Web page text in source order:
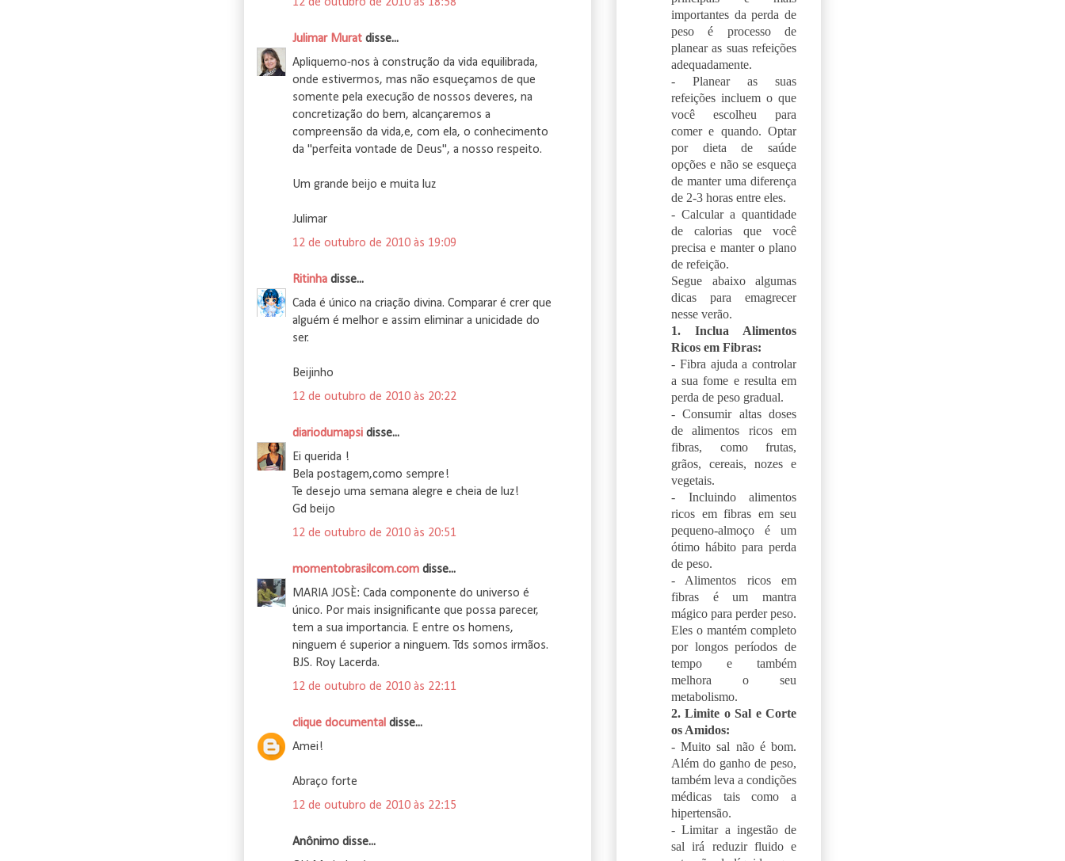
Julimar Murat disse...
Apliquemo-nos à construção da vida equilibrada,
onde estivermos, mas não esqueçamos de que
somente pela execução de nossos deveres, na
concretização do bem, alcançaremos a
compreensão da vida,e, com ela, o conhecimento
da "perfeita vontade de Deus", a nosso respeito.
Um grande beijo e muita luz
Julimar
12 de outubro de 2010 às 19:09
Ritinha disse...
Cada é único na criação divina. Comparar é crer que
alguém é melhor e assim eliminar a unicidade do
ser.
Beijinho
12 de outubro de 2010 às 20:22
diariodumapsi disse...
Ei querida !
Bela postagem,como sempre!
Te desejo uma semana alegre e cheia de luz!
Gd beijo
12 de outubro de 2010 às 20:51
momentobrasilcom.com disse...
MARIA JOSÈ: Cada componente do universo é
único. Por mais insignificante que possa parecer,
tem a sua importancia. E entre os homens,
ninguem é superior a ninguem. Tds somos irmãos.
BJS. Roy Lacerda.
12 de outubro de 2010 às 22:11
clique documental disse...
Amei!
Abraço forte
12 de outubro de 2010 às 22:15
Anônimo disse...
importantes da perda de
peso é processo de
planear as suas refeições
adequadamente.
- Planear as suas
refeições incluem o que
você escolheu para
comer e quando. Optar
por dieta de saúde
opções e não se esqueça
de manter uma diferença
de 2-3 horas entre eles.
- Calcular a quantidade
de calorias que você
precisa e manter o plano
de refeição.
Segue abaixo algumas
dicas para emagrecer
nesse verão.
1. Inclua Alimentos
Ricos em Fibras:
- Fibra ajuda a controlar
a sua fome e resulta em
perda de peso gradual.
- Consumir altas doses
de alimentos ricos em
fibras, como frutas,
grãos, cereais, nozes e
vegetais.
- Incluindo alimentos
ricos em fibras em seu
pequeno-almoço é um
ótimo hábito para perda
de peso.
- Alimentos ricos em
fibras é um mantra
mágico para perder peso.
Eles o mantém completo
por longos períodos de
tempo e também
melhora o seu
metabolismo.
2. Limite o Sal e Corte
os Amidos:
- Muito sal não é bom.
Além do ganho de peso,
também leva a condições
médicas tais como a
hipertensão.
- Limitar a ingestão de
sal irá reduzir fluido e